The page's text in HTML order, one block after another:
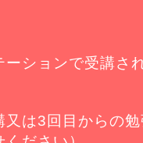
ションで受講さ
は3回目からの